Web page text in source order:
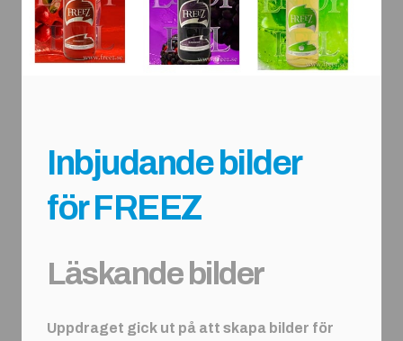
Inbjudande bilder
för FREEZ
Läskande bilder
Uppdraget gick ut på att skapa bilder för